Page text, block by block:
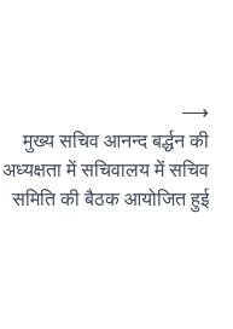
मुख्य सचिव आनन्द बर्द्धन की
अध्यक्षता में सचिवालय में सचिव
समिति की बैठक आयोजित हुई
⟶